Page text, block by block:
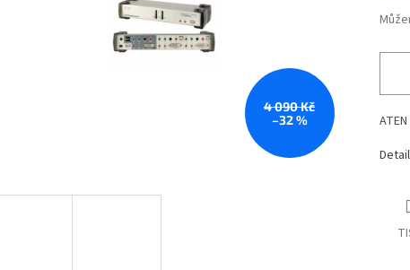
4 090 Kč
–32 %